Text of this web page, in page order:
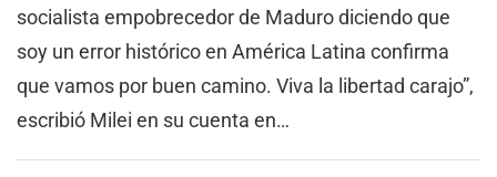
socialista empobrecedor de Maduro diciendo que
soy un error histórico en América Latina confirma
que vamos por buen camino. Viva la libertad carajo”,
escribió Milei en su cuenta en…